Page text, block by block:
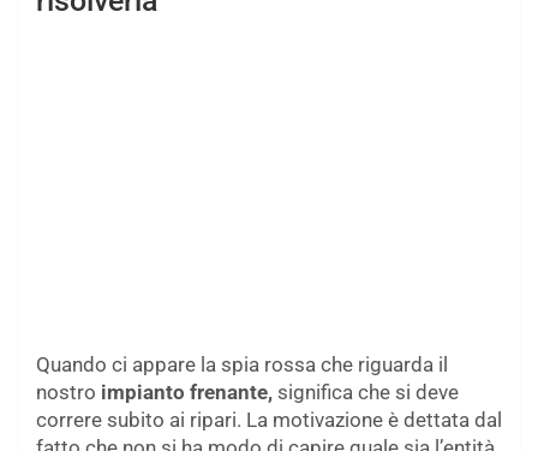
Quando ci appare la spia rossa che riguarda il
nostro impianto frenante, significa che si deve
correre subito ai ripari. La motivazione è dettata dal